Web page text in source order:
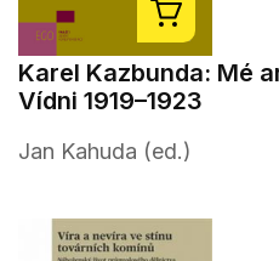
Karel Kazbunda: Mé
Vídni 1919–1923
Jan Kahuda (ed.)